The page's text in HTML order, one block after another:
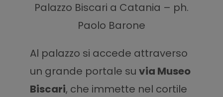
Palazzo Biscari a Catania – ph.
Paolo Barone
Al palazzo si accede attraverso
un grande portale su via Museo
Biscari, che immette nel cortile